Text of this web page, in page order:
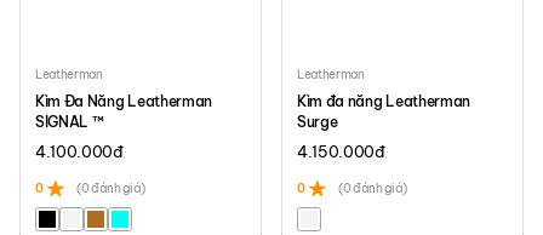
Leatherman
Kìm Đa Năng Leatherman
SIGNAL ™
4.100.000đ
0 (0 đánh giá)
Leatherman
Kìm đa năng Leatherman
Surge
4.150.000đ
0 (0 đánh giá)